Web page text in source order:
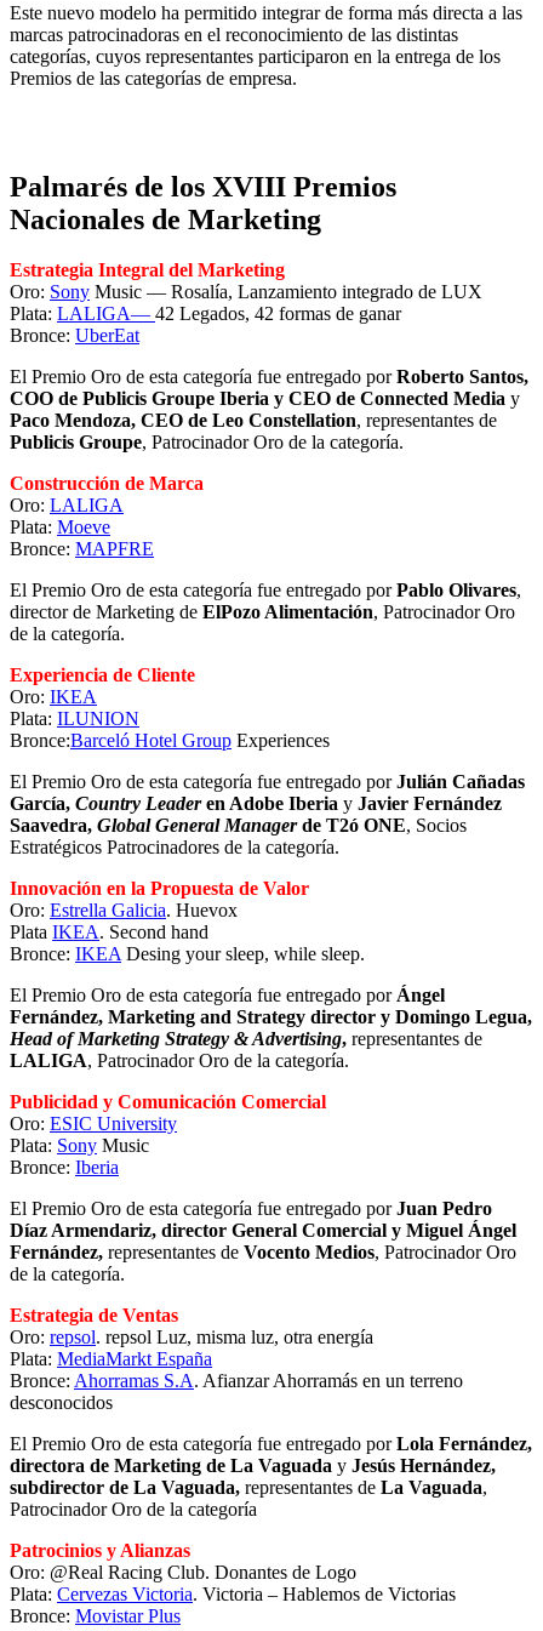
Este nuevo modelo ha permitido integrar de forma más directa a las
marcas patrocinadoras en el reconocimiento de las distintas
categorías, cuyos representantes participaron en la entrega de los
Premios de las categorías de empresa.
Palmarés de los XVIII Premios
Nacionales de Marketing
Estrategia Integral del Marketing
Oro: Sony Music — Rosalía, Lanzamiento integrado de LUX
Plata: LALIGA— 42 Legados, 42 formas de ganar
Bronce: UberEat
El Premio Oro de esta categoría fue entregado porRoberto Santos,
COO de Publicis Groupe Iberia y CEO de Connected Media y
Paco Mendoza, CEO de Leo Constellation, representantes de
Publicis Groupe, Patrocinador Oro de la categoría.
Construcción de Marca
Oro: LALIGA
Plata: Moeve
Bronce: MAPFRE
El Premio Oro de esta categoría fue entregado porPablo Olivares,
director de Marketing de ElPozo Alimentación, Patrocinador Oro
de la categoría.
Experiencia de Cliente
Oro: IKEA
Plata: ILUNION
Bronce:Barceló Hotel Group Experiences
El Premio Oro de esta categoría fue entregado porJulián Cañadas
García, Country Leaderen Adobe Iberia y Javier Fernández
Saavedra, Global General Managerde T2ó ONE, Socios
Estratégicos Patrocinadores de la categoría.
Innovación en la Propuesta de Valor
Oro: Estrella Galicia. Huevox
Plata IKEA. Second hand
Bronce: IKEADesing your sleep, while sleep.
El Premio Oro de esta categoría fue entregado porÁngel
Fernández, Marketing and Strategy director y Domingo Legua,
Head of Marketing Strategy & Advertising, representantes de
LALIGA, Patrocinador Oro de la categoría.
Publicidad y Comunicación Comercial
Oro: ESIC University
Plata: Sony Music
Bronce: Iberia
El Premio Oro de esta categoría fue entregado porJuan Pedro
Díaz Armendariz, director General Comercial y Miguel Ángel
Fernández, representantes de Vocento Medios, Patrocinador Oro
de la categoría.
Estrategia de Ventas
Oro: repsol. repsol Luz, misma luz, otra energía
Plata: MediaMarkt España
Bronce: Ahorramas S.A. Afianzar Ahorramás en un terreno
desconocidos
El Premio Oro de esta categoría fue entregado porLola Fernández,
directora de Marketing de La Vaguada y Jesús Hernández,
subdirector de La Vaguada, representantes de La Vaguada,
Patrocinador Oro de la categoría
Patrocinios y Alianzas
Oro: @Real Racing Club. Donantes de Logo
Plata: Cervezas Victoria. Victoria – Hablemos de Victorias
Bronce: Movistar Plus